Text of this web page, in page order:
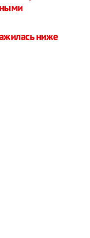
ниже